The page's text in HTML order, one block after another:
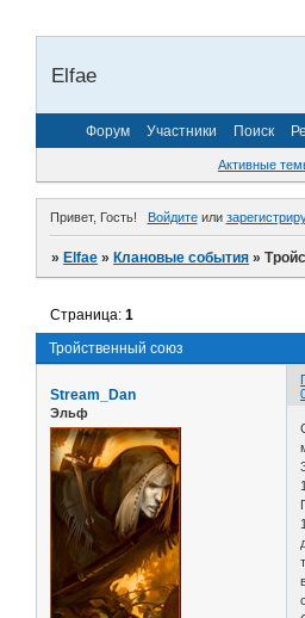
Elfae
Форум Участники Поиск
Активные
Привет, Гость! Войдитеили
»Elfae »Клановые события »
Тройственный союз
Страница:1
Stream_Dan
Эльф